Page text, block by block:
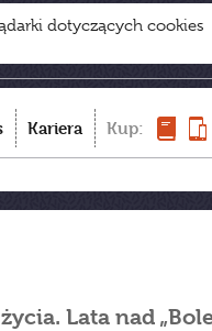
dotyczących cookies
Kariera Kup:
Lata nad